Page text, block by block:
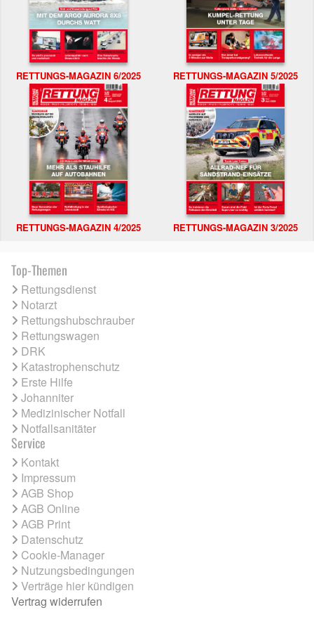
RETTUNGS-MAGAZIN 6/2025 RETTUNGS-MAGAZIN 5/2025
RETTUNGS-MAGAZIN 4/2025 RETTUNGS-MAGAZIN 3/2025
Top-Themen
Rettungsdienst
Notarzt
Rettungshubschrauber
Rettungswagen
DRK
Katastrophenschutz
Erste Hilfe
Johanniter
Medizinischer Notfall
Notfallsanitäter
Service
Kontakt
Impressum
AGB Shop
AGB Online
AGB Print
Datenschutz
Cookie-Manager
Nutzungsbedingungen
Verträge hier kündigen
Vertrag widerrufen